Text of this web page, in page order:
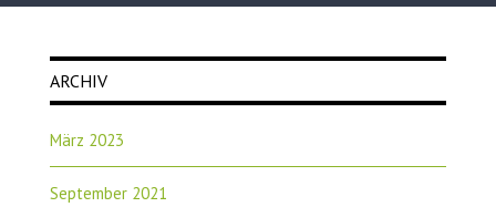
ARCHIV
März 2023
September 2021